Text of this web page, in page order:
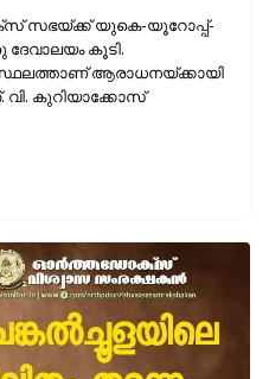
സഭയ്ക്ക് യുകെ-യൂറോപ്പ്-
കൂടി.
സ്ഥലത്താണ് ആരാധനയ്ക്കായി
വി. കുറിയാക്കോസ്